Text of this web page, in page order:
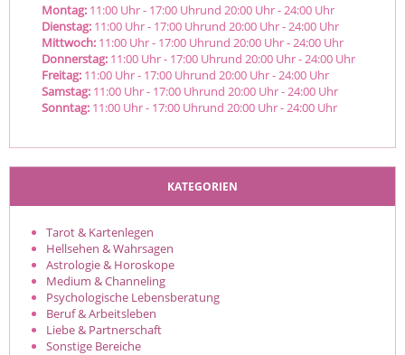
Montag: 11:00 Uhr- 17:00 Uhrund 20:00 Uhr- 24:00 Uhr
Dienstag: 11:00 Uhr- 17:00 Uhrund 20:00 Uhr- 24:00 Uhr
Mittwoch: 11:00 Uhr- 17:00 Uhrund 20:00 Uhr- 24:00 Uhr
Donnerstag: 11:00 Uhr- 17:00 Uhrund 20:00 Uhr- 24:00 Uhr
Freitag: 11:00 Uhr- 17:00 Uhrund 20:00 Uhr- 24:00 Uhr
Samstag: 11:00 Uhr- 17:00 Uhrund 20:00 Uhr- 24:00 Uhr
Sonntag: 11:00 Uhr- 17:00 Uhrund 20:00 Uhr- 24:00 Uhr
KATEGORIEN
Tarot & Kartenlegen
Hellsehen & Wahrsagen
Astrologie & Horoskope
Medium & Channeling
Psychologische Lebensberatung
Beruf & Arbeitsleben
Liebe & Partnerschaft
Sonstige Bereiche